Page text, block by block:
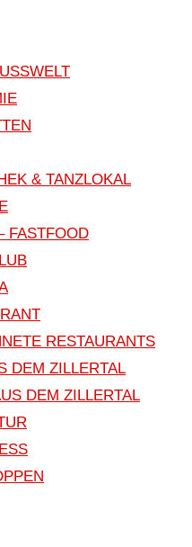
& TANZLOKAL
FASTFOOD
RESTAURANTS
DEM ZILLERTAL
DEM ZILLERTAL